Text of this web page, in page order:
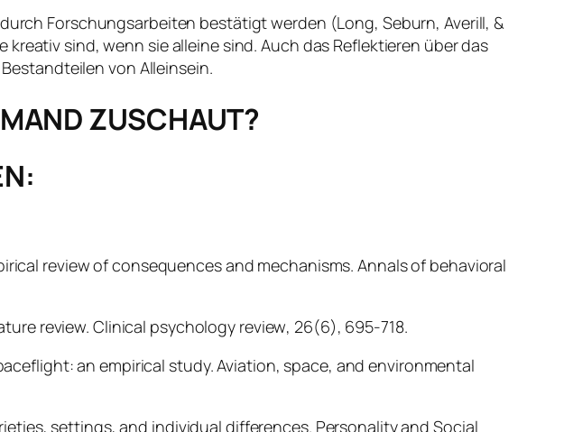
Forschungsarbeiten bestätigt werden (Long, Seburn, Averill, &
sind, wenn sie alleine sind. Auch das Reflektieren über das
von Alleinsein.
ZUSCHAUT?
review of consequences and mechanisms.Annals of behavioral
review. Clinical psychology review, 26(6), 695-718.
an empirical study.Aviation, space, and environmental
settings, and individual differences. Personality and Social